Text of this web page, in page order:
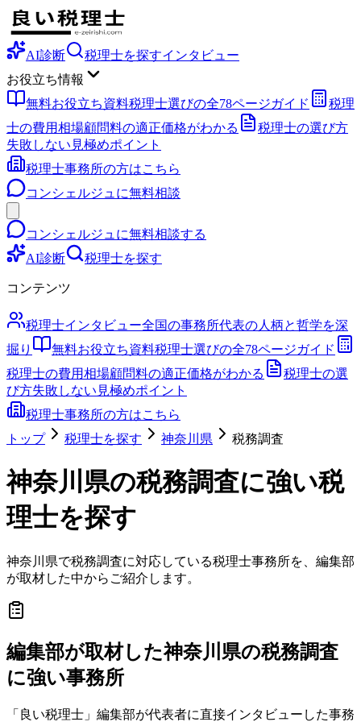
AI診断 税理士を探すインタビュー
お役立ち情報
無料お役立ち資料税理士選びの全78ページガイド
税理
士の費用相場顧問料の適正価格がわかる
税理士の選び方
失敗しない見極めポイント
税理士事務所の方はこちら
コンシェルジュに無料相談
コンシェルジュに無料相談する
AI診断
税理士を探す
コンテンツ
税理士インタビュー全国の事務所代表の人柄と哲学を深
掘り
無料お役立ち資料税理士選びの全78ページガイド
税理士の費用相場顧問料の適正価格がわかる
税理士の選
び方失敗しない見極めポイント
税理士事務所の方はこちら
トップ
税理士を探す 神奈川県 税務調査
神奈川県の税務調査に強い税
理士を探す
神奈川県で税務調査に対応している税理士事務所を、編集部
が取材した中からご紹介します。
編集部が取材した神奈川県の税務調査
に強い事務所
「良い税理士」編集部が代表者に直接インタビューした事務